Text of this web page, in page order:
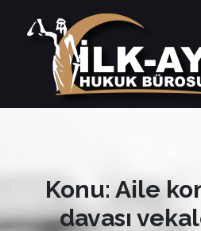
Konu: Aile
davası